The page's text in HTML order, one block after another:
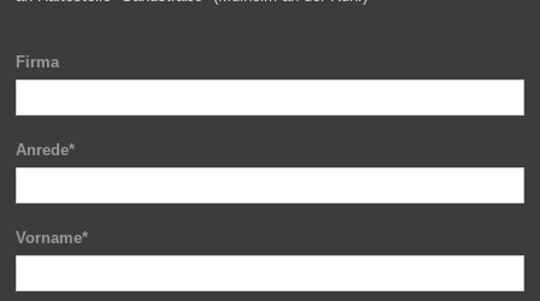
Firma
Anrede*
Vorname*